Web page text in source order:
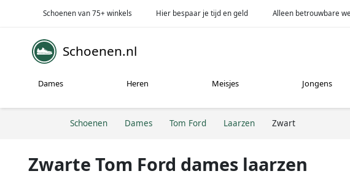
Schoenen van 75+ winkels Hier bespaar je tijd en geld Alleen betrouwbare
Schoenen.nl
Dames Heren Meisjes Jongens
Schoenen Dames Tom Ford Laarzen Zwart
Zwarte Tom Ford dames laarzen